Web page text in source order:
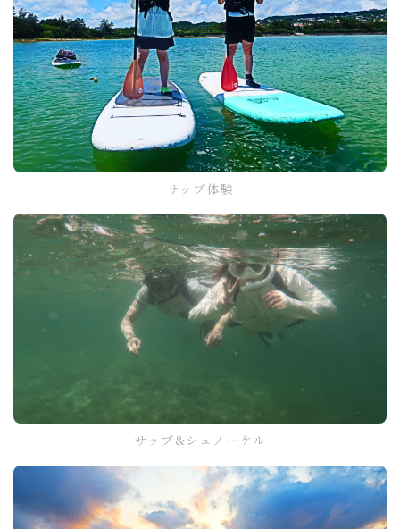
サップ体験
サップ&シュノーケル